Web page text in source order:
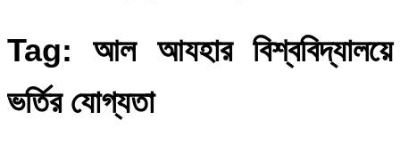
Tag:আল আযহার বিশ্ববিদ্যালয়ে
ভর্তির যোগ্যতা